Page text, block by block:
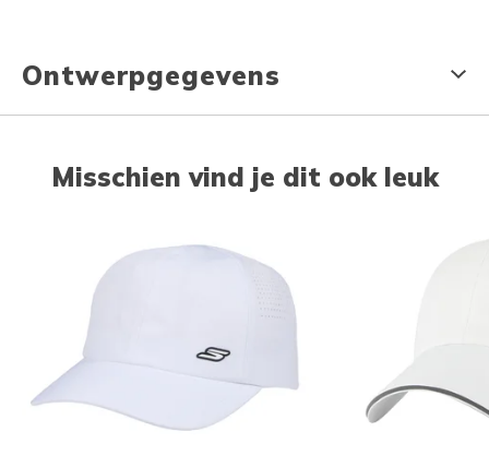
Ontwerpgegevens
Misschien vind je dit ook leuk